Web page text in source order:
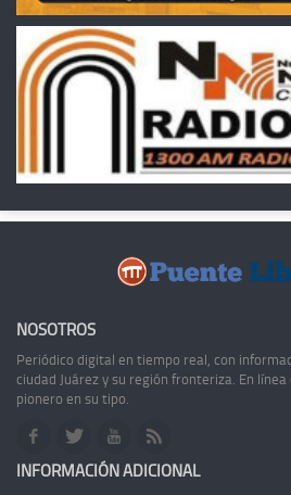
NOSOTROS
Periódico digital en tiempo real, con
ciudad Juárez y su región fronteriza. En
pionero en su tipo.
INFORMACIÓN ADICIONAL